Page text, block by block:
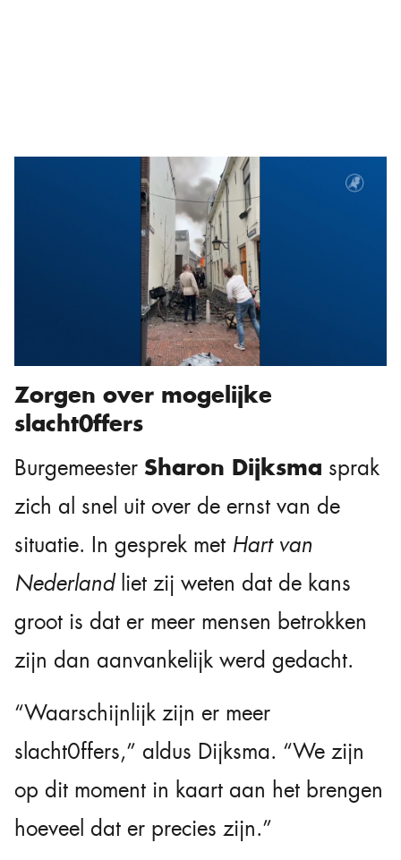
Zorgen over mogelijke
slacht0ffers
Burgemeester Sharon Dijksma sprak
zich al snel uit over de ernst van de
situatie. In gesprek met Hart van
Nederlandliet zij weten dat de kans
groot is dat er meer mensen betrokken
zijn dan aanvankelijk werd gedacht.
“Waarschijnlijk zijn er meer
slacht0ffers,” aldus Dijksma. “We zijn
op dit moment in kaart aan het brengen
hoeveel dat er precies zijn.”